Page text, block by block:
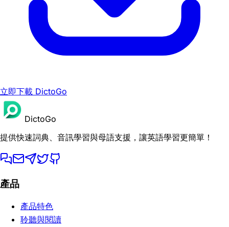
立即下載 DictoGo
DictoGo
提供快速詞典、音訊學習與母語支援，讓英語學習更簡單！
產品
產品特色
聆聽與閱讀